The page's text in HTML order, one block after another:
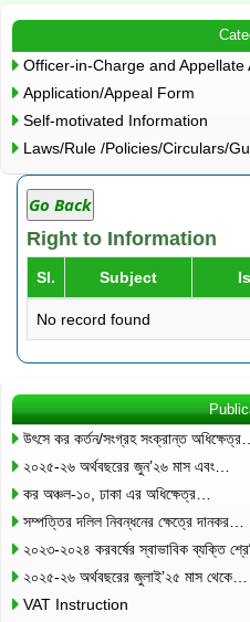
Officer-in-Charge and Appellate
Application/Appeal Form
Self-motivated Information
Laws/Rule /Policies/Circulars/
Go Back
Right to Information
Sl. Subject
No record found
উৎসে কর কর্তন/সংগ্রহ সংক্রান্ত অধিক্ষেত্র…
২০২৫-২৬ অর্থবছরের জুন’২৬ মাস এবং…
কর অঞ্চল-১০, ঢাকা এর অধিক্ষেত্র…
সম্পত্তির দলিল নিবন্ধনের ক্ষেত্রে দানকর…
২০২৩-২০২৪ করবর্ষের স্বাভাবিক ব্যক্তি
২০২৫-২৬ অর্থবছরের জুলাই’২৫ মাস থেকে…
VAT Instruction